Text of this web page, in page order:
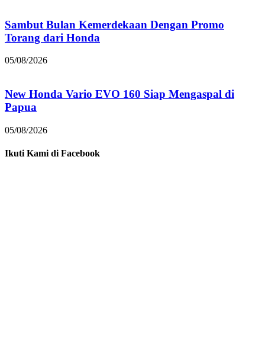
Sambut Bulan Kemerdekaan Dengan Promo
Torang dari Honda
05/08/2026
New Honda Vario EVO 160 Siap Mengaspal di
Papua
05/08/2026
Ikuti Kami di Facebook